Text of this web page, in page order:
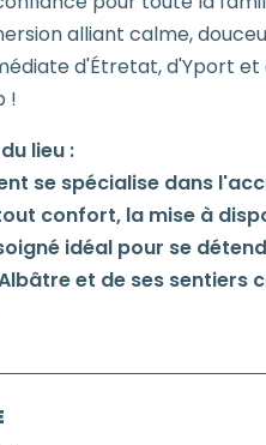
alliant calme,
d'Étretat, d'Yport et
!
lieu :
se spécialise dans
confort, la mise à
idéal pour se
et de ses sentiers